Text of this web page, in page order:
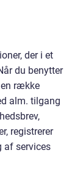
der i et
du benytter
række
alm. tilgang
registrerer
af services